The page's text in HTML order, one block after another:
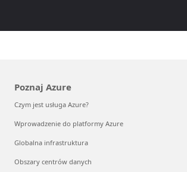
Poznaj Azure
Czym jest usługa Azure?
Wprowadzenie do platformy Azure
Globalna infrastruktura
Obszary centrów danych